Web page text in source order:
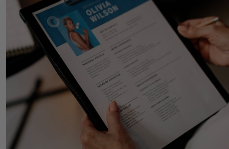
Flash
Jobs
CV
Maker
Quizzes
Apúntate